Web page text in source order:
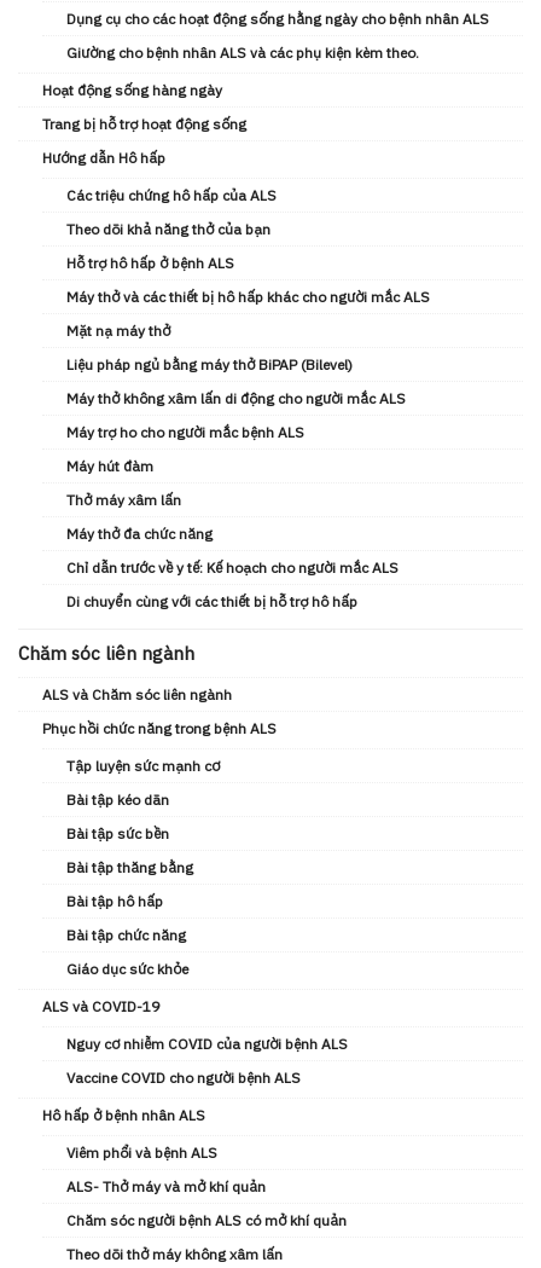
Dụng cụ cho các hoạt động sống hằng ngày cho bệnh nhân ALS
Giường cho bệnh nhân ALS và các phụ kiện kèm theo.
Hoạt động sống hàng ngày
Trang bị hỗ trợ hoạt động sống
Hướng dẫn Hô hấp
Các triệu chứng hô hấp của ALS
Theo dõi khả năng thở của bạn
Hỗ trợ hô hấp ở bệnh ALS
Máy thở và các thiết bị hô hấp khác cho người mắc ALS
Mặt nạ máy thở
Liệu pháp ngủ bằng máy thở BiPAP (Bilevel)
Máy thở không xâm lấn di động cho người mắc ALS
Máy trợ ho cho người mắc bệnh ALS
Máy hút đàm
Thở máy xâm lấn
Máy thở đa chức năng
Chỉ dẫn trước về y tế: Kế hoạch cho người mắc ALS
Di chuyển cùng với các thiết bị hỗ trợ hô hấp
Chăm sóc liên ngành
ALS và Chăm sóc liên ngành
Phục hồi chức năng trong bệnh ALS
Tập luyện sức mạnh cơ
Bài tập kéo dãn
Bài tập sức bền
Bài tập thăng bằng
Bài tập hô hấp
Bài tập chức năng
Giáo dục sức khỏe
ALS và COVID-19
Nguy cơ nhiễm COVID của người bệnh ALS
Vaccine COVID cho người bệnh ALS
Hô hấp ở bệnh nhân ALS
Viêm phổi và bệnh ALS
ALS- Thở máy và mở khí quản
Chăm sóc người bệnh ALS có mở khí quản
Theo dõi thở máy không xâm lấn